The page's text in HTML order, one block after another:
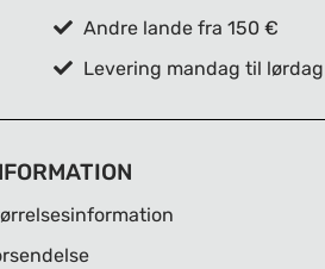
Andre lande fra 150 €
Levering mandag til lørdag